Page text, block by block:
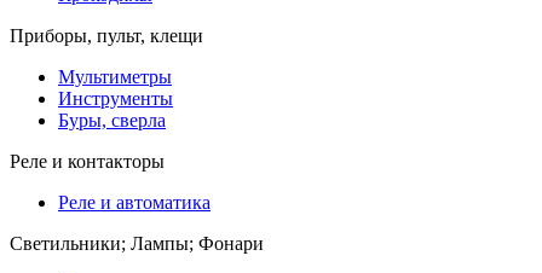
Приборы, пульт, клещи
Мультиметры
Инструменты
Буры, сверла
Реле и контакторы
Реле и автоматика
Светильники; Лампы; Фонари